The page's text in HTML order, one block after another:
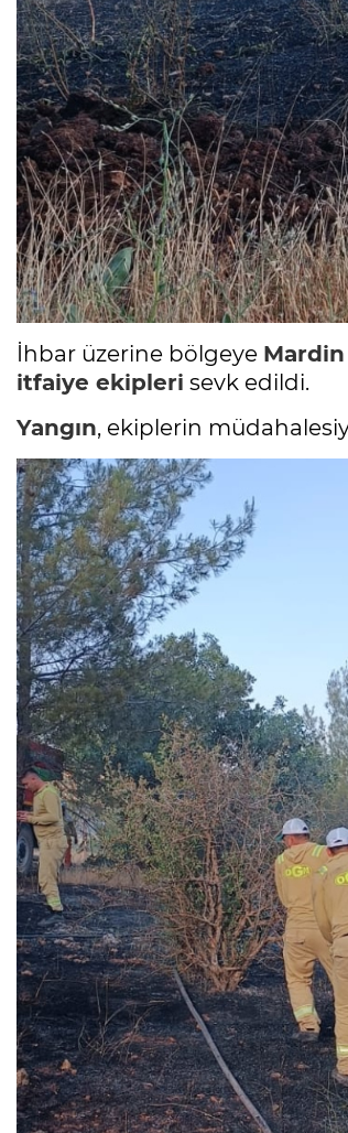
İhbar üzerine bölgeye Mardin
itfaiye ekipleri sevk edildi.
Yangın, ekiplerin